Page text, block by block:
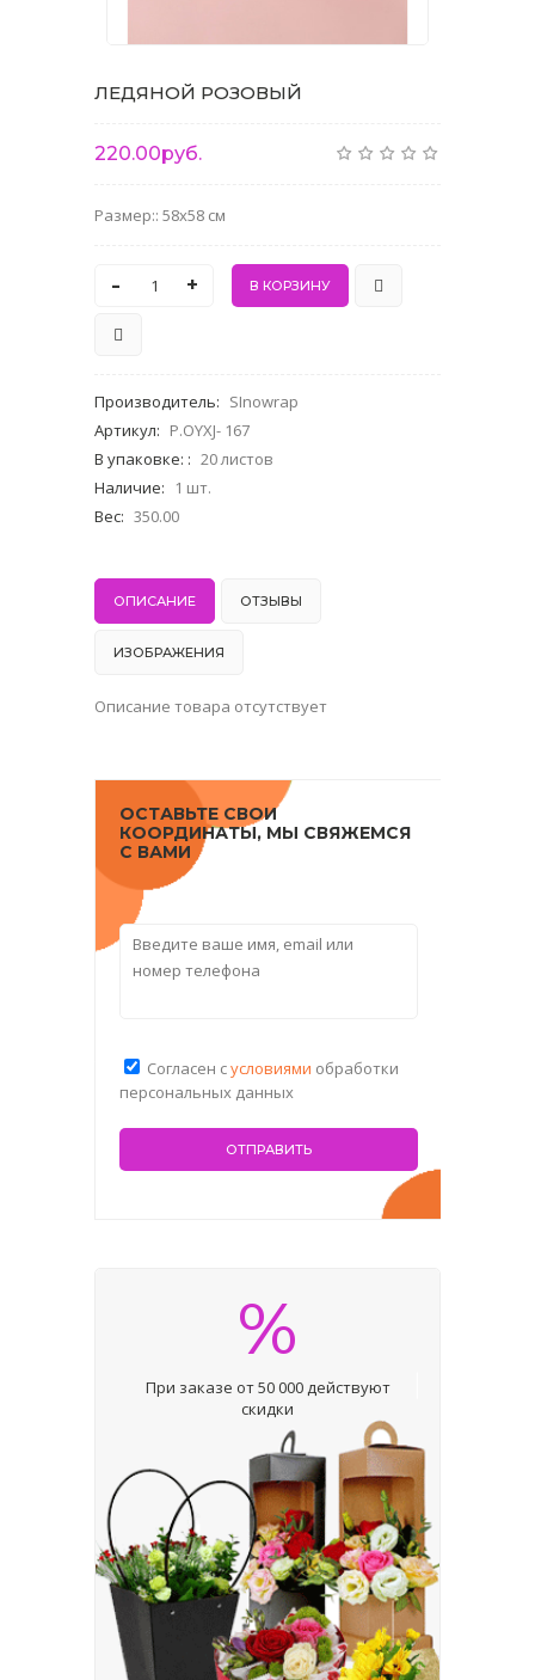
ЛЕДЯНОЙ РОЗОВЫЙ
220.00руб.
Размер:: 58x58 см
- +
Производитель: SInowrap
Артикул: P.OYXJ- 167
В упаковке: : 20 листов
Наличие:
1 шт.
Вес: 350.00
ОПИСАНИЕ ОТЗЫВЫ
ИЗОБРАЖЕНИЯ
Описание товара отсутствует
ОСТАВЬТЕ СВОИ
КООРДИНАТЫ, МЫ СВЯЖЕМСЯ
С ВАМИ
Согласен сусловиями обработки
персональных данных
%
При заказе от 50 000 действуют
скидки